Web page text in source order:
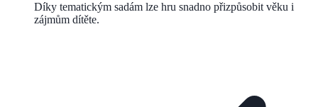
Díky tematickým sadám lze hru snadno přizpůsobit věku i
zájmům dítěte.